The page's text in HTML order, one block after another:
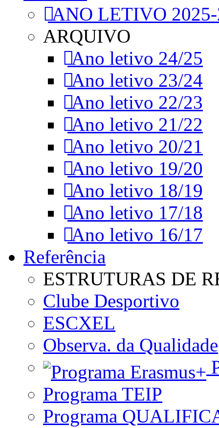
ANO LETIVO
ARQUIVO
Ano letivo 24/25
Ano letivo 23/24
Ano letivo 22/23
Ano letivo 21/22
Ano letivo 20/21
Ano letivo 19/20
Ano letivo 18/19
Ano letivo 17/18
Ano letivo 16/17
Referência
ESTRUTURAS DE
Clube Desportivo
ESCXEL
Observa. da Qualidade
Programa TEIP
Programa